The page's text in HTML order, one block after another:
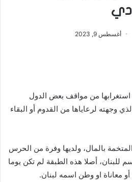
أغسطس 9, 2023
استغرابها من مواقف بعض الدول
وجهته لرعاياها من القدوم أو البقاء
بالمال، ولديها وفرة من الحرس
للبنان، أصلا هذه الطبقة لم تكن يوما
معاناة او وطن اسمه لبنان.